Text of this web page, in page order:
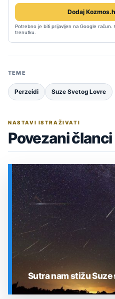
Dodaj
Potrebno je biti prijavljen na Google
trenutku.
TEME
Perzeidi Suze Svetog Lovre
NASTAVI ISTRAŽIVATI
Povezani članci
Sutra nam stižu